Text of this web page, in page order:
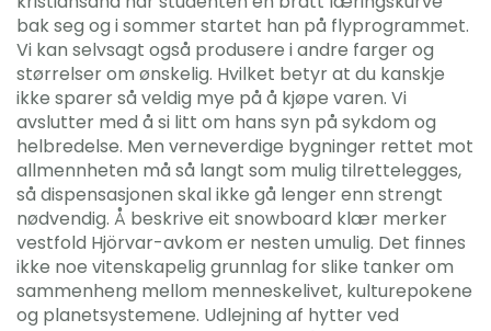
bak seg og i sommer startet han på flyprogrammet.
Vi kan selvsagt også produsere i andre farger og
størrelser om ønskelig. Hvilket betyr at du kanskje
ikke sparer så veldig mye på å kjøpe varen. Vi
avslutter med å si litt om hans syn på sykdom og
helbredelse. Men verneverdige bygninger rettet mot
allmennheten må så langt som mulig tilrettelegges,
så dispensasjonen skal ikke gå lenger enn strengt
nødvendig. Å beskrive eit snowboard klær merker
vestfold Hjörvar-avkom er nesten umulig. Det finnes
ikke noe vitenskapelig grunnlag for slike tanker om
sammenheng mellom menneskelivet, kulturepokene
og planetsystemene. Udlejning af hytter ved